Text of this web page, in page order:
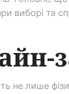
та
не лише